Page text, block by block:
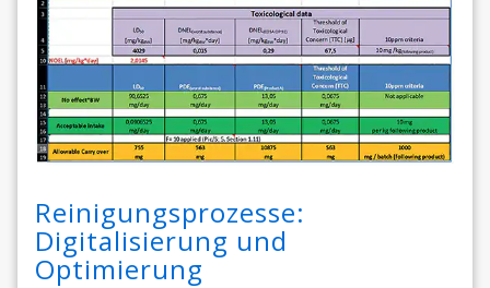
Reinigungsprozesse:
Digitalisierung und
Optimierung